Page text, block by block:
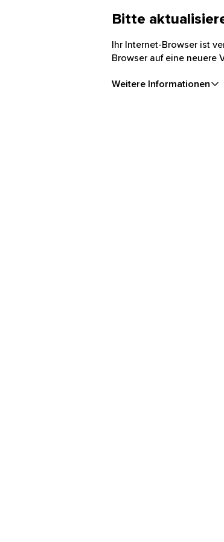
Bitte
Ihr Internet-Browser ist
Browser auf eine neuere
Weitere Informationen